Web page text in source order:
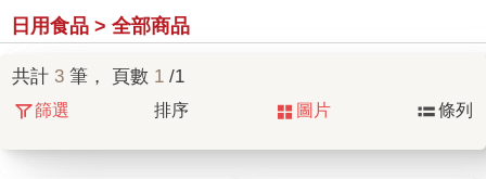
日用食品 > 全部商品
共計 3 筆， 頁數 1 /1
篩選 排序 圖片 條列